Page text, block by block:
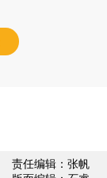
责任编辑：张帆